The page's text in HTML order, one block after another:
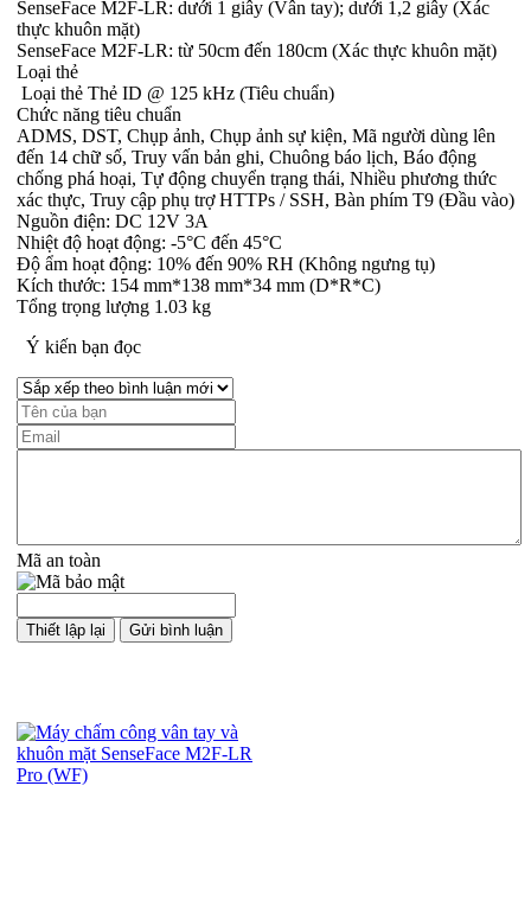
SenseFace M2F-LR: dưới 1 giây (Vân tay); dưới 1,2 giây (Xác
thực khuôn mặt)
SenseFace M2F-LR: từ 50cm đến 180cm (Xác thực khuôn mặt)
Loại thẻ
Loại thẻ Thẻ ID @ 125 kHz (Tiêu chuẩn)
Chức năng tiêu chuẩn
ADMS, DST, Chụp ảnh, Chụp ảnh sự kiện, Mã người dùng lên
đến 14 chữ số, Truy vấn bản ghi, Chuông báo lịch, Báo động
chống phá hoại, Tự động chuyển trạng thái, Nhiều phương thức
xác thực, Truy cập phụ trợ HTTPs / SSH, Bàn phím T9 (Đầu vào)
Nguồn điện: DC 12V 3A
Nhiệt độ hoạt động: -5°C đến 45°C
Độ ẩm hoạt động: 10% đến 90% RH (Không ngưng tụ)
Kích thước: 154 mm*138 mm*34 mm (D*R*C)
Tổng trọng lượng 1.03 kg
Ý kiến bạn đọc
Mã an toàn